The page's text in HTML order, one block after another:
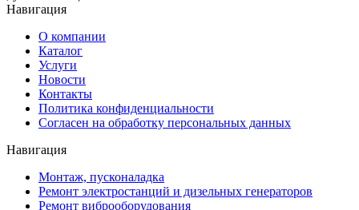
Навигация
О компании
Каталог
Услуги
Новости
Контакты
Политика конфиденциальности
Согласен на обработку персональных данных
Навигация
Монтаж, пусконаладка
Ремонт электростанций и дизельных генераторов
Ремонт виброоборудования